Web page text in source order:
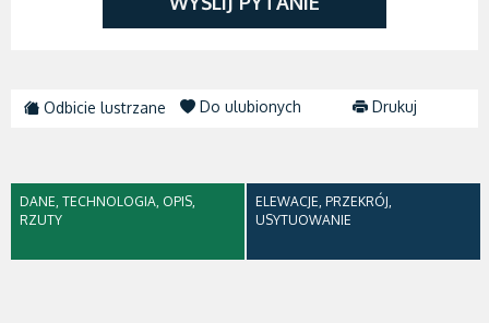
Odbicie lustrzane Do ulubionych Drukuj
DANE, TECHNOLOGIA, OPIS,
RZUTY
ELEWACJE, PRZEKRÓJ,
USYTUOWANIE